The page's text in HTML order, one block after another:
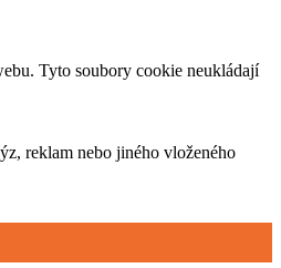
Tyto soubory cookie neukládají
reklam nebo jiného vloženého